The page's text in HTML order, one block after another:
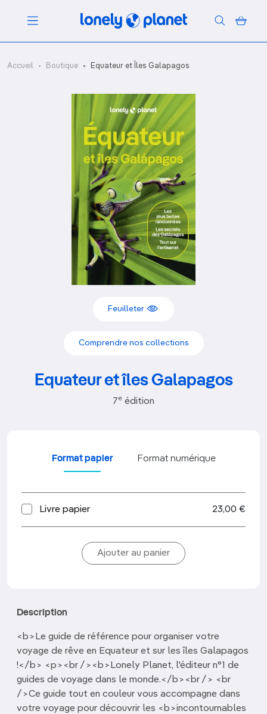
Menu
Votre recherche
Accueil Boutique Equateur et Îles Galapagos
Feuilleter
Comprendre nos collections
Equateur et îles Galapagos
7e édition
Format papier Format numérique
Livre papier 23,00 €
Description
<b>Le guide de référence pour organiser votre
voyage de rêve en Equateur et sur les îles Galapagos
!</b> <p><br /><b>Lonely Planet, l'éditeur n°1 de
guides de voyage dans le monde.</b><br /> <br
/>Ce guide tout en couleur vous accompagne dans
votre voyage pour découvrir les <b>incontournables